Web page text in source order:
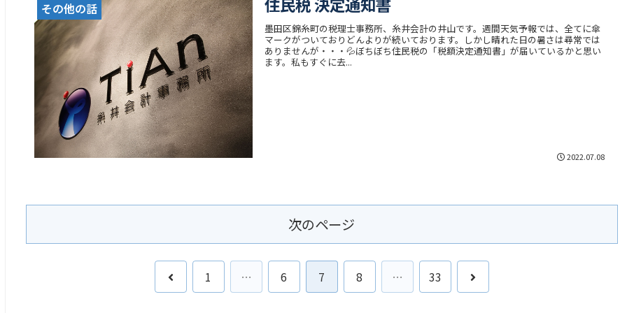
その他の話
墨田区錦糸町の税理士事務所、糸井会計の井山です。週間天気予報では、全てに傘
マークがついておりどんよりが続いております。しかし晴れた日の暑さは尋常では
ありませんが・・・💦ぼちぼち住民税の「税額決定通知書」が届いているかと思い
ます。私もすぐに去...
2022.07.08
次のページ
前
1 … 6 7 8 … 33
次